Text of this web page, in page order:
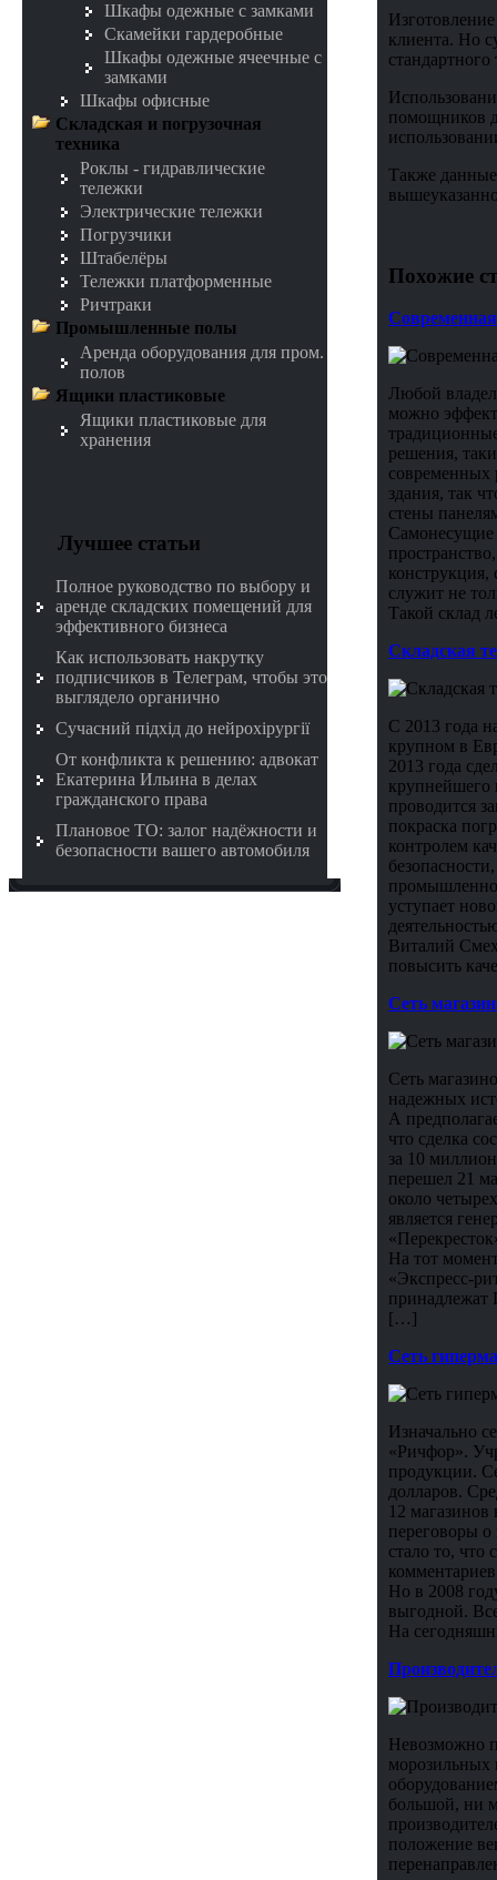
Шкафы одежные с замками
Скамейки гардеробные
Шкафы одежные ячеечные с
замками
Шкафы офисные
Складская и погрузочная
техника
Роклы - гидравлические
тележки
Электрические тележки
Погрузчики
Штабелёры
Тележки платформенные
Ричтраки
Промышленные полы
Аренда оборудования для пром.
полов
Ящики пластиковые
Ящики пластиковые для
хранения
Лучшее статьи
Полное руководство по выбору и
аренде складских помещений для
эффективного бизнеса
Как использовать накрутку
подписчиков в Телеграм, чтобы это
выглядело органично
Сучасний підхід до нейрохірургії
От конфликта к решению: адвокат
Екатерина Ильина в делах
гражданского права
Плановое ТО: залог надёжности и
безопасности вашего автомобиля
клиента. Но
стандартного
помощников
Также
Похожие
Любой
можно
решения,
современных
здания, так
стены
Самонесущие
конструкция,
служит не
Такой склад
Складская
С 2013 года
крупном в
2013 года
крупнейшего
проводится
покраска
контролем
уступает
Виталий
повысить
Сеть
Сеть
надежных
А
что сделка
за 10
перешел 21
около
является
На тот
«Экспресс-
принадлежат
[…]
Сеть
Изначально
«Ричфор».
продукции.
долларов.
12
переговоры
стало то, что
Но в 2008
выгодной.
На
Невозможно
морозильных
большой, ни
положение